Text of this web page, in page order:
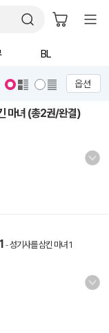
BL
옵션
마녀 (총2권/완결)
-성기사를 삼킨 마녀 1